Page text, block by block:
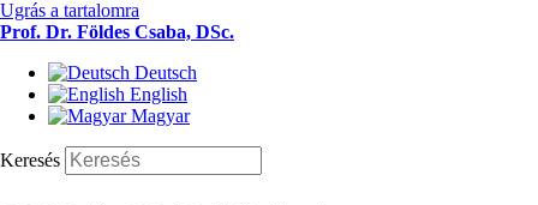
Ugrás a tartalomra
Prof. Dr. Földes Csaba, DSc.
Deutsch
English
Magyar
Keresés